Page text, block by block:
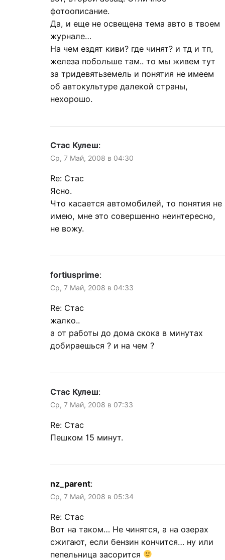
фотоописание.
Да, и еще не освещена тема авто в твоем
журнале…
На чем ездят киви? где чинят? и тд и тп,
железа побольше там.. то мы живем тут
за тридевятьземель и понятия не имеем
об автокультуре далекой страны,
нехорошо.
Стас Кулеш:
Ср, 7 Май, 2008 в 04:30
Re: Стас
Ясно.
Что касается автомобилей, то понятия не
имею, мне это совершенно неинтересно,
не вожу.
fortiusprime:
Ср, 7 Май, 2008 в 04:33
Re: Стас
жалко..
а от работы до дома скока в минутах
добираешься ? и на чем ?
Стас Кулеш:
Ср, 7 Май, 2008 в 07:33
Re: Стас
Пешком 15 минут.
nz_parent:
Ср, 7 Май, 2008 в 05:34
Re: Стас
Вот на таком… Не чинятся, а на озерах
сжигают, если бензин кончится… ну или
пепельница засорится